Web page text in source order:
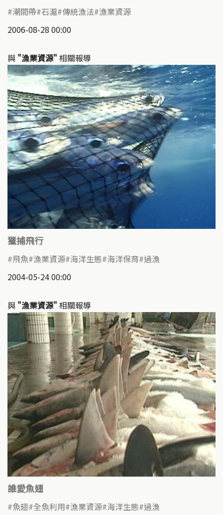
潮間帶 石滬 傳統漁法 漁業資源
2006-08-28 00:00
與 "漁業資源" 相關報導
獵捕飛行
飛魚 漁業資源 海洋生態 海洋保育 過漁
2004-05-24 00:00
與 "漁業資源" 相關報導
誰愛魚翅
魚翅 全魚利用 漁業資源 海洋生態 過漁